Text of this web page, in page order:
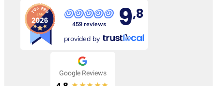
459 reviews 9,8
provided by
Google Reviews